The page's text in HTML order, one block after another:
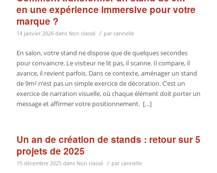
en une expérience immersive pour votre
marque ?
14 janvier 2026 dans Non classé / parcannelle
En salon, votre stand ne dispose que de quelques secondes
pour convaincre. Le visiteur ne lit pas, il scanne. Il compare, il
avance, il revient parfois. Dans ce contexte, aménager un stand
de 9m² n’est pas un simple exercice de décoration. C’est un
exercice de narration visuelle, où chaque élément doit porter un
message et affirmer votre positionnement. […]
Un an de création de stands : retour sur 5
projets de 2025
15 décembre 2025 dans Non classé / parcannelle